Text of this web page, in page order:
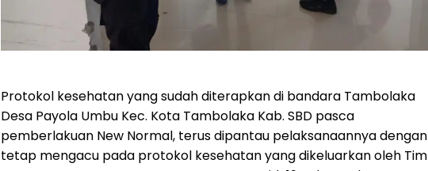
Protokol kesehatan yang sudah diterapkan di bandara Tambolaka
Desa Payola Umbu Kec. Kota Tambolaka Kab. SBD pasca
pemberlakuan New Normal, terus dipantau pelaksanaannya dengan
tetap mengacu pada protokol kesehatan yang dikeluarkan oleh Tim